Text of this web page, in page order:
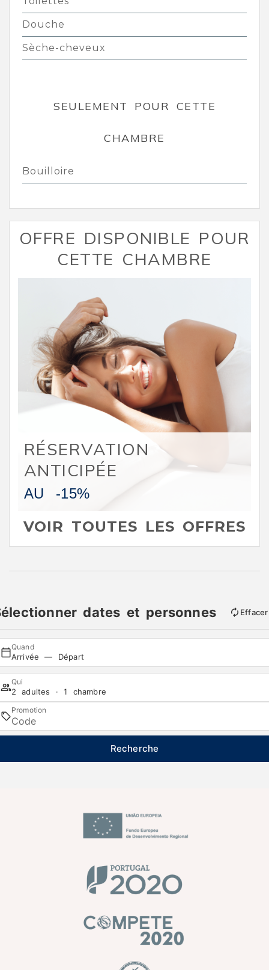
Douche
Sèche-cheveux
SEULEMENT POUR CETTE
CHAMBRE
Bouilloire
OFFRE DISPONIBLE POUR
CETTE CHAMBRE
RÉSERVATION
ANTICIPÉE
AU -15%
VOIR TOUTES LES OFFRES
dates et personnes Effacer
Quand
Arrivée — Départ
Qui
2 adultes · 1 chambre
Promotion
Recherche